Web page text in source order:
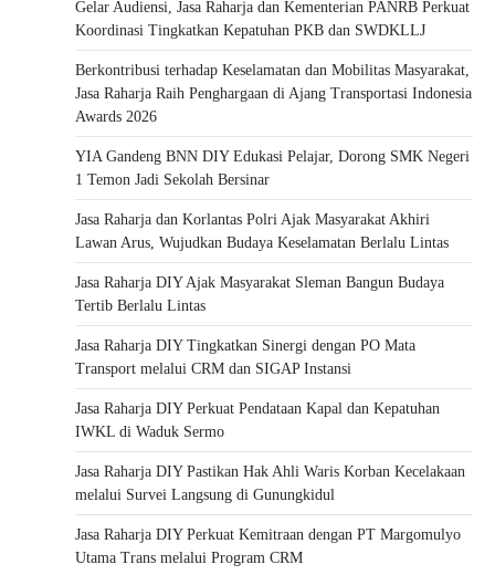
Gelar Audiensi, Jasa Raharja dan Kementerian PANRB Perkuat
Koordinasi Tingkatkan Kepatuhan PKB dan SWDKLLJ
Berkontribusi terhadap Keselamatan dan Mobilitas Masyarakat,
Jasa Raharja Raih Penghargaan di Ajang Transportasi Indonesia
Awards 2026
YIA Gandeng BNN DIY Edukasi Pelajar, Dorong SMK Negeri
1 Temon Jadi Sekolah Bersinar
Jasa Raharja dan Korlantas Polri Ajak Masyarakat Akhiri
Lawan Arus, Wujudkan Budaya Keselamatan Berlalu Lintas
Jasa Raharja DIY Ajak Masyarakat Sleman Bangun Budaya
Tertib Berlalu Lintas
Jasa Raharja DIY Tingkatkan Sinergi dengan PO Mata
Transport melalui CRM dan SIGAP Instansi
Jasa Raharja DIY Perkuat Pendataan Kapal dan Kepatuhan
IWKL di Waduk Sermo
Jasa Raharja DIY Pastikan Hak Ahli Waris Korban Kecelakaan
melalui Survei Langsung di Gunungkidul
Jasa Raharja DIY Perkuat Kemitraan dengan PT Margomulyo
Utama Trans melalui Program CRM